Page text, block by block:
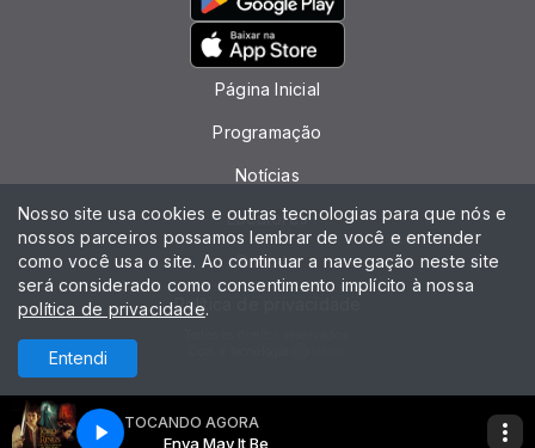
TOCANDO AGORA
It Be Enya May It Be
Página Inicial
Programação
Notícias
Locutores
Contato
Política de privacidade
Nosso site usa cookies e outras tecnologias para que nós e
nossos parceiros possamos lembrar de você e entender
como você usa o site. Ao continuar a navegação neste site
será considerado como consentimento implícito à nossa
política de privacidade.
Entendi